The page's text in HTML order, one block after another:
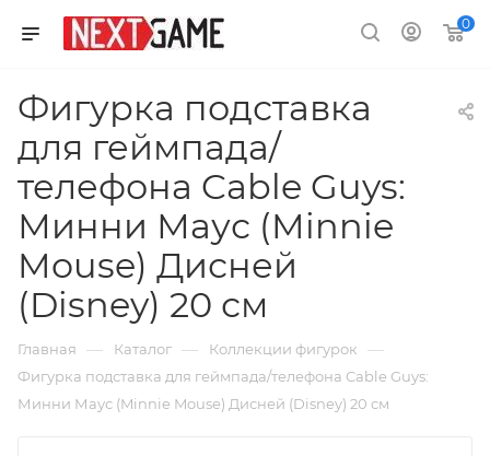
0
Фигурка подставка
для геймпада/
телефона Cable Guys:
Минни Маус (Minnie
Mouse) Дисней
(Disney) 20 см
Главная — Каталог — Коллекции фигурок —
Фигурка подставка для геймпада/телефона Cable Guys:
Минни Маус (Minnie Mouse) Дисней (Disney) 20 см